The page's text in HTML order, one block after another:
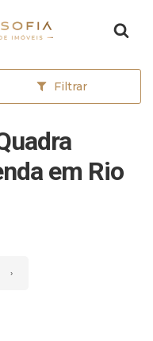
Filtrar
em Rio
›